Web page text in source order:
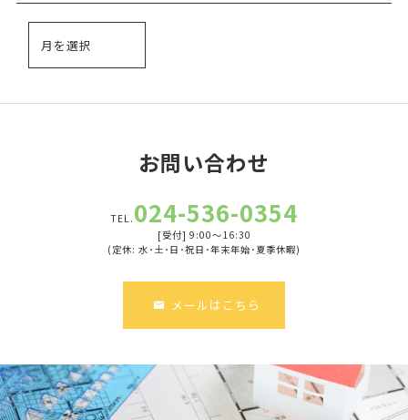
お問い合わせ
TEL. 024-536-0354
[受付] 9:00～16:30
(定休: 水･土･日･祝日･年末年始･夏季休暇)
メールはこちら